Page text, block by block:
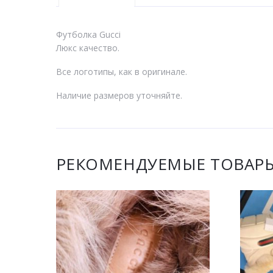
Футболка Gucci
Люкс качество.
Все логотипы, как в оригинале.
Наличие размеров уточняйте.
РЕКОМЕНДУЕМЫЕ